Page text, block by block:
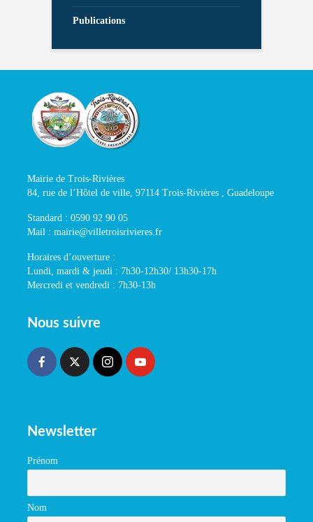
Publications
Mairie de Trois-Rivières
84, rue de l’Hôtel de ville, 97114 Trois-Rivières , Guadeloupe
Standard : 0590 92 90 05
Mail : mairie@villetroisrivieres.fr
Horaires d’ouverture :
Lundi, mardi & jeudi : 7h30-12h30/ 13h30-17h
Mercredi et vendredi : 7h30-13h
Nous suivre
Newsletter
Prénom
Nom